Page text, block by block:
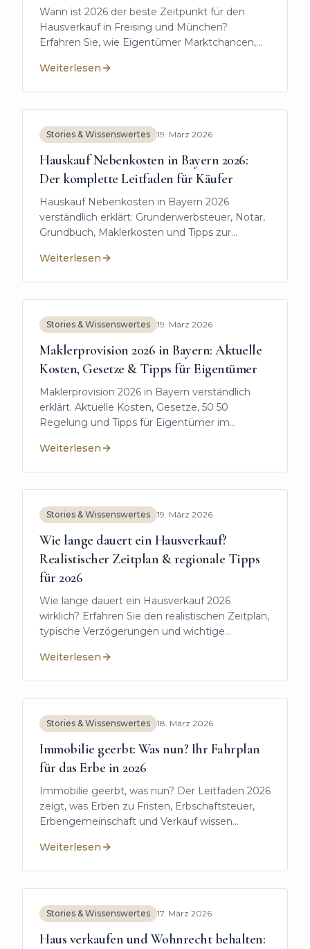
Wann ist 2026 der beste Zeitpunkt für den
Hausverkauf in Freising und München?
Erfahren Sie, wie Eigentümer Marktchancen,
Weiterlesen
:Beste Zeit für Hausverkauf 2026: Wann
Stories & Wissenswertes 19. März 2026
Hauskauf Nebenkosten in Bayern 2026:
Der komplette Leitfaden für Käufer
Hauskauf Nebenkosten in Bayern 2026
verständlich erklärt: Grunderwerbsteuer, Notar,
Grundbuch, Maklerkosten und Tipps zur
Weiterlesen
:Hauskauf Nebenkosten in Bayern 2026: Der
Stories & Wissenswertes 19. März 2026
Maklerprovision 2026 in Bayern: Aktuelle
Kosten, Gesetze & Tipps für Eigentümer
Maklerprovision 2026 in Bayern verständlich
erklärt. Aktuelle Kosten, Gesetze, 50 50
Regelung und Tipps für Eigentümer im
Weiterlesen
:Maklerprovision 2026 in Bayern: Aktuelle Kosten,
Stories & Wissenswertes 19. März 2026
Wie lange dauert ein Hausverkauf?
Realistischer Zeitplan & regionale Tipps
für 2026
Wie lange dauert ein Hausverkauf 2026
wirklich? Erfahren Sie den realistischen Zeitplan,
typische Verzögerungen und wichtige
Weiterlesen
:Wie lange dauert ein Hausverkauf? Realistischer
Stories & Wissenswertes 18. März 2026
Immobilie geerbt: Was nun? Ihr Fahrplan
für das Erbe in 2026
Immobilie geerbt, was nun? Der Leitfaden 2026
zeigt, was Erben zu Fristen, Erbschaftsteuer,
Erbengemeinschaft und Verkauf wissen
Weiterlesen
:Immobilie geerbt: Was nun? Ihr Fahrplan für das
Stories & Wissenswertes 17. März 2026
Haus verkaufen und Wohnrecht behalten: